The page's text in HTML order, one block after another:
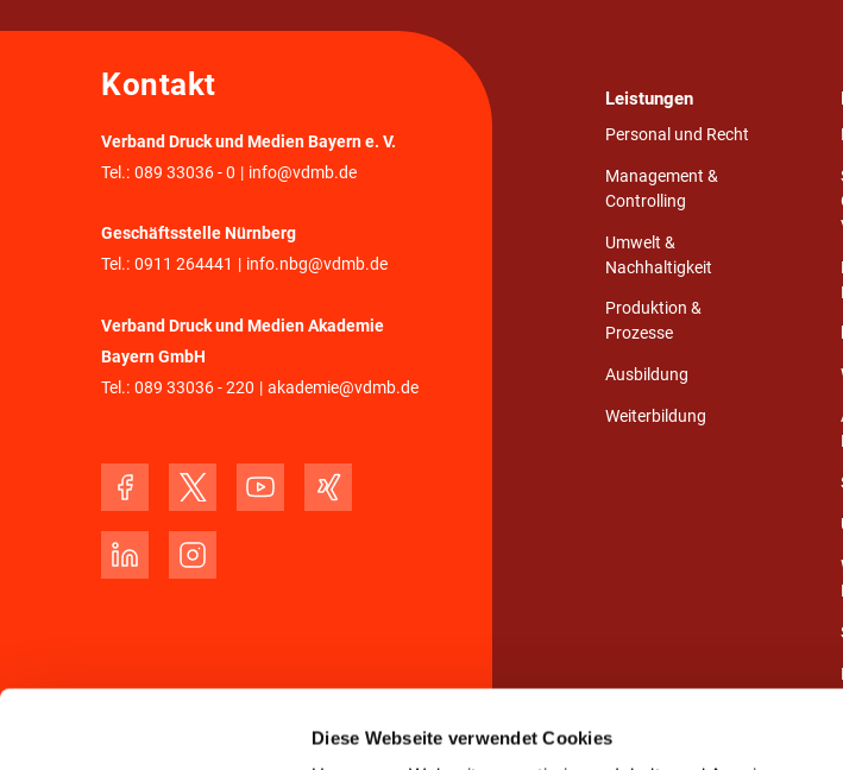
Diese Webseite verwendet Cookies
Kontakt
Verband Druck und Medien Bayern e. V.
Tel.: 089 33036 - 0 | info@vdmb.de
Geschäftsstelle Nürnberg
Tel.: 0911 264441 | info.nbg@vdmb.de
Verband Druck und Medien Akademie
Bayern GmbH
Tel.: 089 33036 - 220 | akademie@vdmb.de
Leistungen
Personal und Recht
Management &
Controlling
Umwelt &
Nachhaltigkeit
Produktion &
Prozesse
Ausbildung
Weiterbildung